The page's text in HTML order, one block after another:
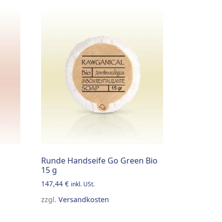
Runde Handseife Go Green Bio
15 g
147,44€ inkl. USt.
zzgl.Versandkosten